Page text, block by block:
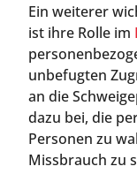
Ein weiterer
ist ihre Rolle im
unbefugten
an die
dazu bei, die
Personen zu
Missbrauch zu